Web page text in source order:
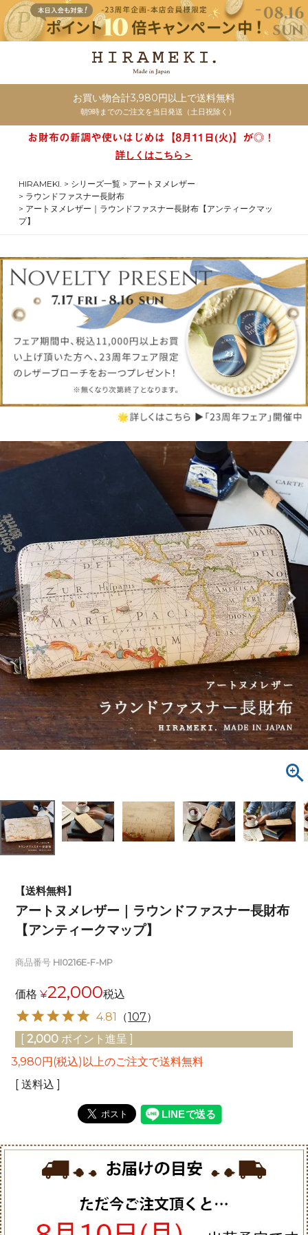
お買い物合計3,980円以上で送料無料
朝9時までのご注文を当日発送（土日祝除く）
詳しくはこちら＞
HIRAMEKI. シリーズ一覧
アートヌメレザー
ラウンドファスナー長財布
アートヌメレザー｜ラウンドファスナー長財布【アンティークマッ
プ】
【送料無料】
アートヌメレザー｜ラウンドファスナー長財布
【アンティークマップ】
商品番号 HI0216E-F-MP
価格 ¥22,000税込
4.81
（107）
[ 2,000 ポイント進呈 ]
3,980円(税込)以上のご注文で送料無料
送料込